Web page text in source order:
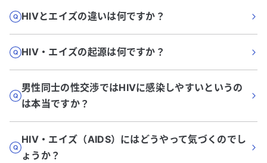
HIVとエイズの違いは何ですか？
HIV・エイズの起源は何ですか？
男性同士の性交渉ではHIVに感染しやすいというの
は本当ですか？
HIV・エイズ（AIDS）にはどうやって気づくのでし
ょうか？